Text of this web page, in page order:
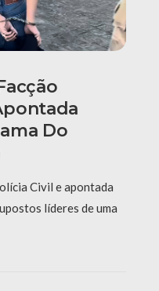
Do
Civil e apontada
líderes de uma